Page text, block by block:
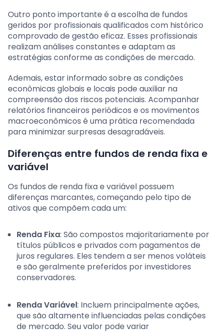
Outro ponto importante é a escolha de fundos
geridos por profissionais qualificados com histórico
comprovado de gestão eficaz. Esses profissionais
realizam análises constantes e adaptam as
estratégias conforme as condições de mercado.
Ademais, estar informado sobre as condições
econômicas globais e locais pode auxiliar na
compreensão dos riscos potenciais. Acompanhar
relatórios financeiros periódicos e os movimentos
macroeconômicos é uma prática recomendada
para minimizar surpresas desagradáveis.
Diferenças entre fundos de renda fixa e
variável
Os fundos de renda fixa e variável possuem
diferenças marcantes, começando pelo tipo de
ativos que compõem cada um:
Renda Fixa: São compostos majoritariamente por
títulos públicos e privados com pagamentos de
juros regulares. Eles tendem a ser menos voláteis
e são geralmente preferidos por investidores
conservadores.
Renda Variável: Incluem principalmente ações,
que são altamente influenciadas pelas condições
de mercado. Seu valor pode variar